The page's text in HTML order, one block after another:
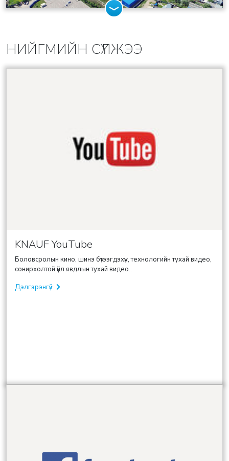
НИЙГМИЙН СҮЛЖЭЭ
KNAUF YouTube
Боловсролын кино, шинэ бүтээгдэхүүн, технологийн тухай видео,
сонирхолтой үйл явдлын тухай видео..
Дэлгэрэнгүй